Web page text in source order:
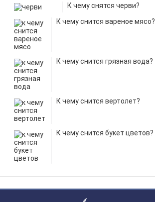
К чему снятся черви?
К чему снится вареное мясо?
К чему снится грязная вода?
К чему снится вертолет?
К чему снится букет цветов?